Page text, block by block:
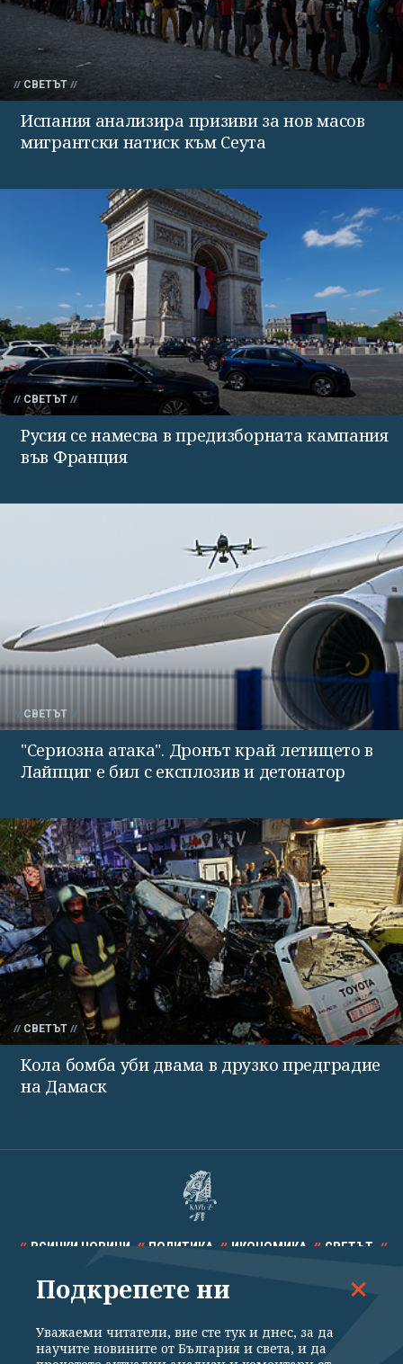
СВЕТЪТ
Испания анализира призиви за нов масов
мигрантски натиск към Сеута
СВЕТЪТ
Русия се намесва в предизборната кампания
във Франция
СВЕТЪТ
"Сериозна атака". Дронът край летището в
Лайпциг е бил с експлозив и детонатор
СВЕТЪТ
Кола бомба уби двама в друзко предградие
на Дамаск
ВСИЧКИ НОВИНИ ПОЛИТИКА ИКОНОМИКА СВЕТЪТ
СПОРТ КУЛТУРА ТЕХНОЛОГИИ КАЛЕЙДОСКОП
Подкрепете ни
Уважаеми читатели, вие сте тук и днес, за да
научите новините от България и света, и да